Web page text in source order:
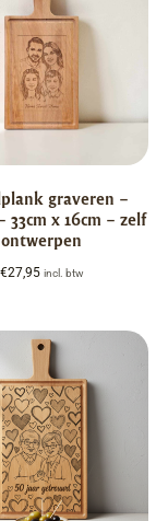
graveren –
33cm x 16cm – zelf
ontwerpen
€27,95 incl. btw